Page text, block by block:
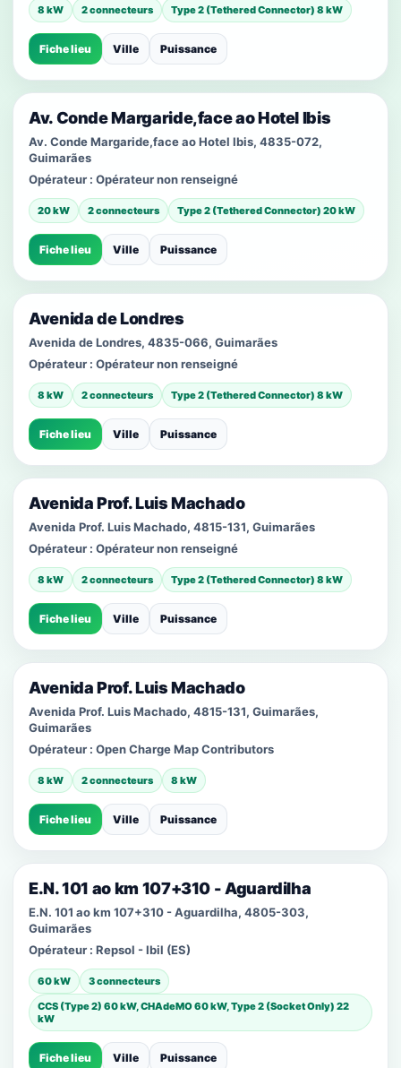
8 kW 2 connecteurs Type 2 (Tethered Connector) 8 kW
Fiche lieu Ville Puissance
Av. Conde Margaride,face ao Hotel Ibis
Av. Conde Margaride,face ao Hotel Ibis, 4835-072,
Guimarães
Opérateur : Opérateur non renseigné
20 kW 2 connecteurs Type 2 (Tethered Connector) 20 kW
Fiche lieu Ville Puissance
Avenida de Londres
Avenida de Londres, 4835-066, Guimarães
Opérateur : Opérateur non renseigné
8 kW 2 connecteurs Type 2 (Tethered Connector) 8 kW
Fiche lieu Ville Puissance
Avenida Prof. Luis Machado
Avenida Prof. Luis Machado, 4815-131, Guimarães
Opérateur : Opérateur non renseigné
8 kW 2 connecteurs Type 2 (Tethered Connector) 8 kW
Fiche lieu Ville Puissance
Avenida Prof. Luis Machado
Avenida Prof. Luis Machado, 4815-131, Guimarães,
Guimarães
Opérateur : Open Charge Map Contributors
8 kW 2 connecteurs 8 kW
Fiche lieu Ville Puissance
E.N. 101 ao km 107+310 - Aguardilha
E.N. 101 ao km 107+310 - Aguardilha, 4805-303,
Guimarães
Opérateur : Repsol - Ibil (ES)
60 kW
3 connecteurs
CCS (Type 2) 60 kW, CHAdeMO 60 kW, Type 2 (Socket Only) 22
kW
Fiche lieu Ville Puissance